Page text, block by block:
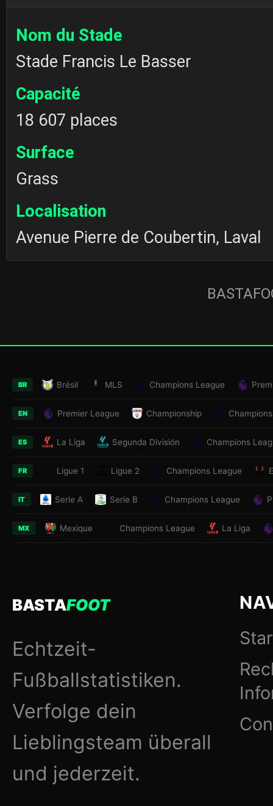
Nom du Stade
Stade Francis Le Basser
Capacité
18 607 places
Surface
Grass
Localisation
Avenue Pierre de Coubertin, Laval
BR Brésil MLS Champions League
EN Premier League Championship
ES La Liga Segunda División Champions
FR Ligue 1 Ligue 2 Champions League
IT Serie A Serie B Champions League
MX Mexique Champions League La Liga
BASTAFOOT
Echtzeit-
Fußballstatistiken.
Verfolge dein
Lieblingsteam überall
und jederzeit.